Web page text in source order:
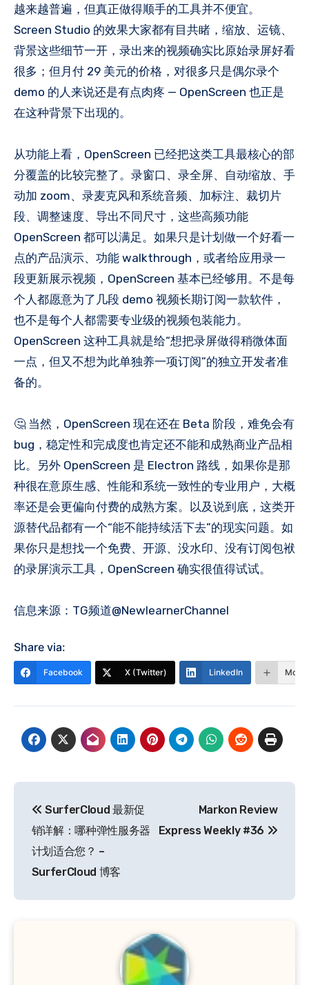
越来越普遍，但真正做得顺手的工具并不便宜。
Screen Studio 的效果大家都有目共睹，缩放、运镜、
背景这些细节一开，录出来的视频确实比原始录屏好看
很多；但月付 29 美元的价格，对很多只是偶尔录个
demo 的人来说还是有点肉疼 — OpenScreen 也正是
在这种背景下出现的。
从功能上看，OpenScreen 已经把这类工具最核心的部
分覆盖的比较完整了。录窗口、录全屏、自动缩放、手
动加 zoom、录麦克风和系统音频、加标注、裁切片
段、调整速度、导出不同尺寸，这些高频功能
OpenScreen 都可以满足。如果只是计划做一个好看一
点的产品演示、功能 walkthrough，或者给应用录一
段更新展示视频，OpenScreen 基本已经够用。不是每
个人都愿意为了几段 demo 视频长期订阅一款软件，
也不是每个人都需要专业级的视频包装能力。
OpenScreen 这种工具就是给“想把录屏做得稍微体面
一点，但又不想为此单独养一项订阅”的独立开发者准
备的。
🤔 当然，OpenScreen 现在还在 Beta 阶段，难免会有
bug，稳定性和完成度也肯定还不能和成熟商业产品相
比。另外 OpenScreen 是 Electron 路线，如果你是那
种很在意原生感、性能和系统一致性的专业用户，大概
率还是会更偏向付费的成熟方案。以及说到底，这类开
源替代品都有一个“能不能持续活下去”的现实问题。如
果你只是想找一个免费、开源、没水印、没有订阅包袱
的录屏演示工具，OpenScreen 确实很值得试试。
信息来源：TG频道@NewlearnerChannel
Share via:
Facebook X (Twitter) LinkedIn More
章
导
航
SurferCloud 最新促
销详解：哪种弹性服务器
计划适合您？ –
SurferCloud 博客
Markon Review
Express Weekly #36